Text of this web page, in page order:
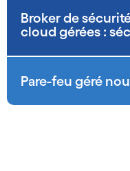
Broker de
cloud gérées :
Pare-feu géré